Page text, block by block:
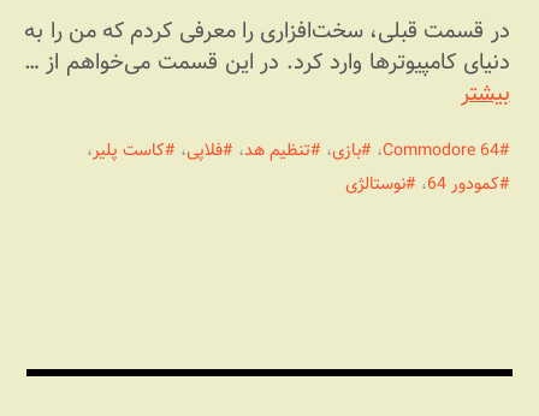
در قسمت قبلی، سخت‌افزاری را معرفی کردم که من را به
دنیای کامپیوترها وارد کرد. در این قسمت می‌خواهم از …
بیشتر
Commodore 64، بازی، تنظیم هد، فلاپی، کاست پلیر،
کمودور 64
، نوستالژی